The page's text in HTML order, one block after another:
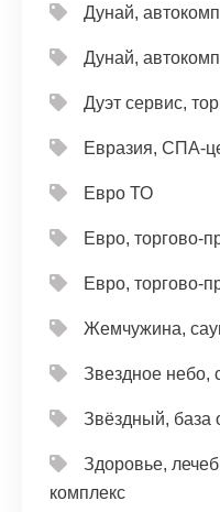
Дунай,
Дунай,
Дуэт сервис,
Евразия, СПА-
Евро ТО
Евро, торгово-
Евро, торгово-
Жемчужина,
Звездное небо,
Звёздный, база
Здоровье,
комплекс